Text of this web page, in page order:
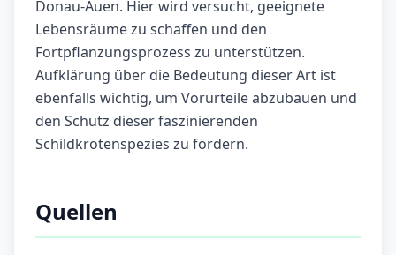
Donau-Auen. Hier wird versucht, geeignete
Lebensräume zu schaffen und den
Fortpflanzungsprozess zu unterstützen.
Aufklärung über die Bedeutung dieser Art ist
ebenfalls wichtig, um Vorurteile abzubauen und
den Schutz dieser faszinierenden
Schildkrötenspezies zu fördern.
Quellen